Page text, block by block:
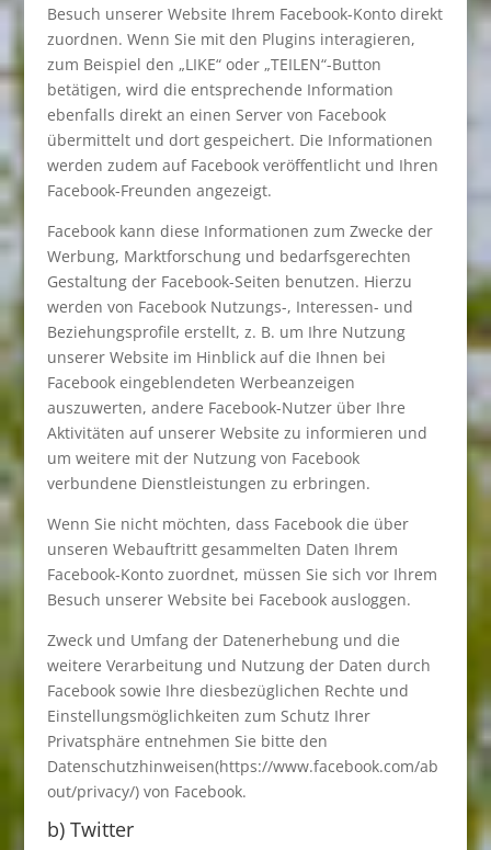
Besuch unserer Website Ihrem Facebook-Konto direkt
zuordnen. Wenn Sie mit den Plugins interagieren,
zum Beispiel den „LIKE“ oder „TEILEN“-Button
betätigen, wird die entsprechende Information
ebenfalls direkt an einen Server von Facebook
übermittelt und dort gespeichert. Die Informationen
werden zudem auf Facebook veröffentlicht und Ihren
Facebook-Freunden angezeigt.
Facebook kann diese Informationen zum Zwecke der
Werbung, Marktforschung und bedarfsgerechten
Gestaltung der Facebook-Seiten benutzen. Hierzu
werden von Facebook Nutzungs-, Interessen- und
Beziehungsprofile erstellt, z. B. um Ihre Nutzung
unserer Website im Hinblick auf die Ihnen bei
Facebook eingeblendeten Werbeanzeigen
auszuwerten, andere Facebook-Nutzer über Ihre
Aktivitäten auf unserer Website zu informieren und
um weitere mit der Nutzung von Facebook
verbundene Dienstleistungen zu erbringen.
Wenn Sie nicht möchten, dass Facebook die über
unseren Webauftritt gesammelten Daten Ihrem
Facebook-Konto zuordnet, müssen Sie sich vor Ihrem
Besuch unserer Website bei Facebook ausloggen.
Zweck und Umfang der Datenerhebung und die
weitere Verarbeitung und Nutzung der Daten durch
Facebook sowie Ihre diesbezüglichen Rechte und
Einstellungsmöglichkeiten zum Schutz Ihrer
Privatsphäre entnehmen Sie bitte den
Datenschutzhinweisen(https://www.facebook.com/ab
out/privacy/) von Facebook.
b) Twitter